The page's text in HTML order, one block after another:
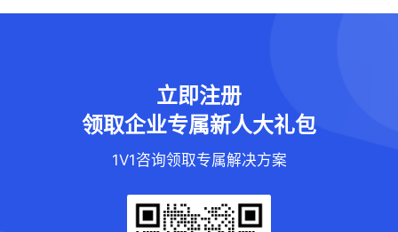
立即注册
领取企业专属新人大礼包
1V1咨询领取专属解决方案